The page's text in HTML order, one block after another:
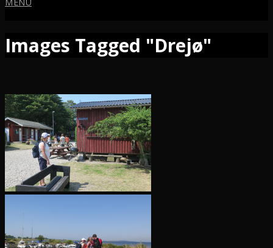
Images Tagged "Drejø"